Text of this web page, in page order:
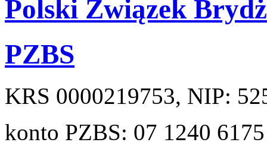
Polski Związek
PZBS
KRS 0000219753, NIP:
konto PZBS: 07 1240